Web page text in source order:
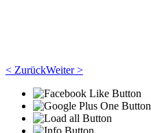
< ZurückWeiter >